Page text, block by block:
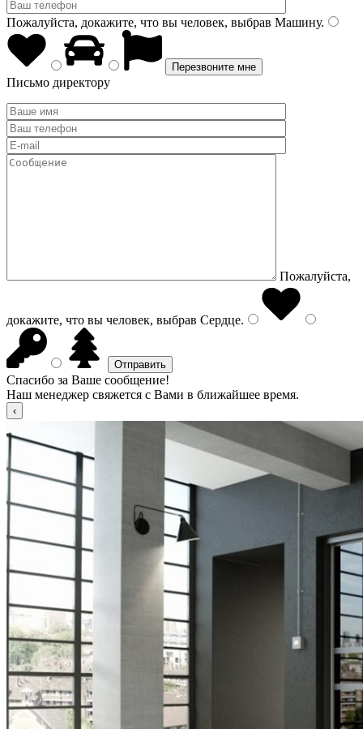
Пожалуйста, докажите, что вы человек, выбрав Машину.
Письмо директору
Пожалуйста,
докажите, что вы человек, выбрав Сердце.
Спасибо за Ваше сообщение!
Наш менеджер свяжется с Вами в ближайшее время.